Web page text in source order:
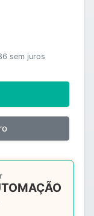
sem juros